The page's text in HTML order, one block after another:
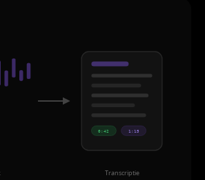
0:42 1:15
Transcriptie